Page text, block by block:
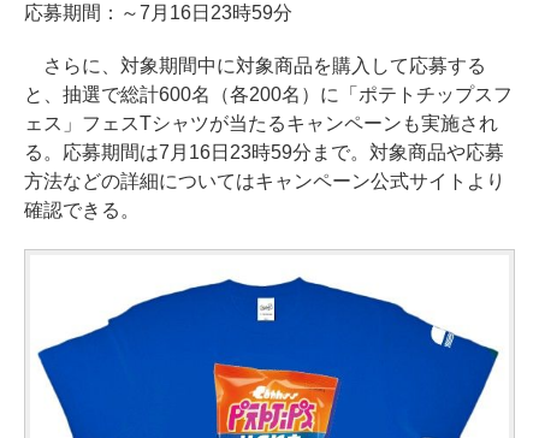
応募期間：～7月16日23時59分
さらに、対象期間中に対象商品を購入して応募する
と、抽選で総計600名（各200名）に「ポテトチップスフ
ェス」フェスTシャツが当たるキャンペーンも実施され
る。応募期間は7月16日23時59分まで。対象商品や応募
方法などの詳細についてはキャンペーン公式サイトより
確認できる。